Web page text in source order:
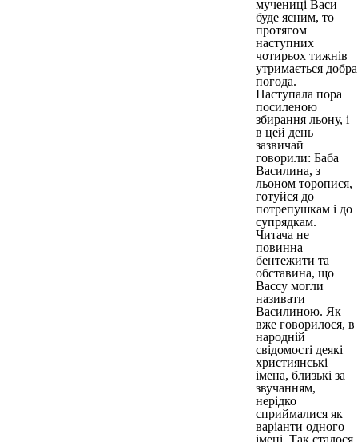
мучениці Васи
буде ясним, то
протягом
наступних
чотирьох тижнів
утримається добра
погода.
Наступала пора
посиленою
збирання льону, і
в цей день
зазвичай
говорили: Баба
Василина, з
льоном торопися,
готуйся до
потрепушкам і до
супрядкам.
Читача не
повинна
бентежити та
обставина, що
Вассу могли
називати
Василиною. Як
вже говорилося, в
народній
свідомості деякі
християнські
імена, близькі за
звучанням,
нерідко
сприймалися як
варіанти одного
імені. Так сталося